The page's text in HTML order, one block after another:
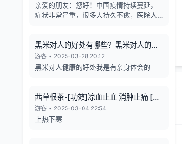
亲爱的朋友：您好！中国疫情持续蔓延，
症状非常严重，很多人持久不愈，医院人
气异象频发。古今中外的预言也说了这几
年人类有大灾难，如刘伯温在预言中说 "贫
者一万留一千，富者一万留二三”,“贫富若
不回心转，看看死期到眼前”, 预言中也告诉
躲过末劫中的劫难，有个美好的未来，请
您务必打开下方网址认真了解，内有躲避
瘟疫保平安的方法。网址1：
bitly.net/55dd55 网址2：
黑米对人的好处有哪些？黑米对人的长
寿有帮助
游客 • 2025-03-28 20:12
黑米对人健康的好处我是有亲身体会的
茜草根茶-[功效]凉血止血 消肿止痛 [治
疗] 小儿流行性腮腺炎-一味妙方
游客 • 2025-03-04 22:54
上热下寒